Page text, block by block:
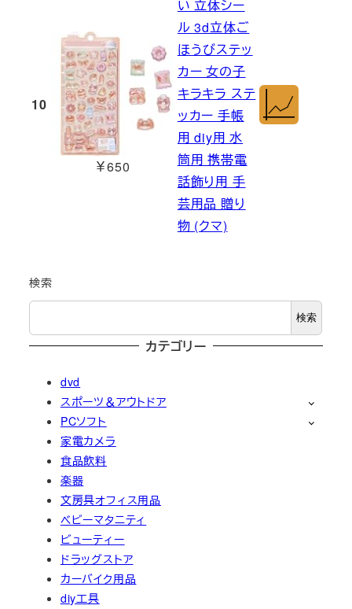
10
￥650
い 立体シー
ル 3d立体ご
ほうびステッ
カー 女の子
キラキラ ステ
ッカー 手帳
用 diy用 水
筒用 携帯電
話飾り用 手
芸用品 贈り
物 (クマ)
検索
検索
カテゴリー
dvd
スポーツ＆アウトドア
PCソフト
家電カメラ
食品飲料
楽器
文房具オフィス用品
ベビーマタニティ
ビューティー
ドラッグストア
カーバイク用品
diy工具